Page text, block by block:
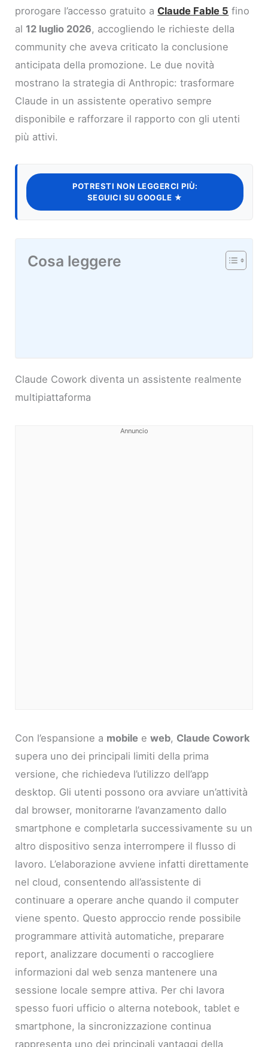
prorogare l’accesso gratuito aClaude Fable 5 fino
al 12 luglio 2026, accogliendo le richieste della
community che aveva criticato la conclusione
anticipata della promozione. Le due novità
mostrano la strategia di Anthropic: trasformare
Claude in un assistente operativo sempre
disponibile e rafforzare il rapporto con gli utenti
più attivi.
POTRESTI NON LEGGERCI PIÙ:
SEGUICI SU GOOGLE ★
Cosa leggere
Claude Cowork diventa un assistente realmente
multipiattaforma
Annuncio
Con l’espansione a mobile eweb, Claude Cowork
supera uno dei principali limiti della prima
versione, che richiedeva l’utilizzo dell’app
desktop. Gli utenti possono ora avviare un’attività
dal browser, monitorarne l’avanzamento dallo
smartphone e completarla successivamente su un
altro dispositivo senza interrompere il flusso di
lavoro. L’elaborazione avviene infatti direttamente
nel cloud, consentendo all’assistente di
continuare a operare anche quando il computer
viene spento. Questo approccio rende possibile
programmare attività automatiche, preparare
report, analizzare documenti o raccogliere
informazioni dal web senza mantenere una
sessione locale sempre attiva. Per chi lavora
spesso fuori ufficio o alterna notebook, tablet e
smartphone, la sincronizzazione continua
rappresenta uno dei principali vantaggi della